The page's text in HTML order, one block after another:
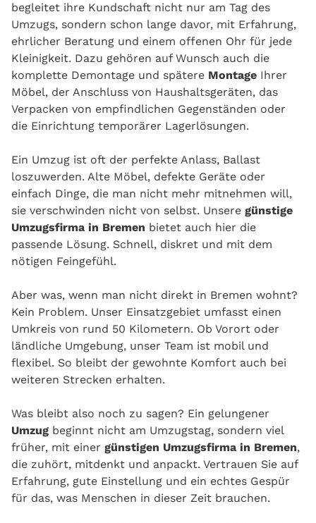
begleitet ihre Kundschaft nicht nur am Tag des
Umzugs, sondern schon lange davor, mit Erfahrung,
ehrlicher Beratung und einem offenen Ohr für jede
Kleinigkeit. Dazu gehören auf Wunsch auch die
komplette Demontage und spätere Montage Ihrer
Möbel, der Anschluss von Haushaltsgeräten, das
Verpacken von empfindlichen Gegenständen oder
die Einrichtung temporärer Lagerlösungen.
Ein Umzug ist oft der perfekte Anlass, Ballast
loszuwerden. Alte Möbel, defekte Geräte oder
einfach Dinge, die man nicht mehr mitnehmen will,
sie verschwinden nicht von selbst. Unsere günstige
Umzugsfirma in Bremen bietet auch hier die
passende Lösung. Schnell, diskret und mit dem
nötigen Feingefühl.
Aber was, wenn man nicht direkt in Bremen wohnt?
Kein Problem. Unser Einsatzgebiet umfasst einen
Umkreis von rund 50 Kilometern. Ob Vorort oder
ländliche Umgebung, unser Team ist mobil und
flexibel. So bleibt der gewohnte Komfort auch bei
weiteren Strecken erhalten.
Was bleibt also noch zu sagen? Ein gelungener
Umzug beginnt nicht am Umzugstag, sondern viel
früher, mit einer günstigen Umzugsfirma in Bremen,
die zuhört, mitdenkt und anpackt. Vertrauen Sie auf
Erfahrung, gute Einstellung und ein echtes Gespür
für das, was Menschen in dieser Zeit brauchen.